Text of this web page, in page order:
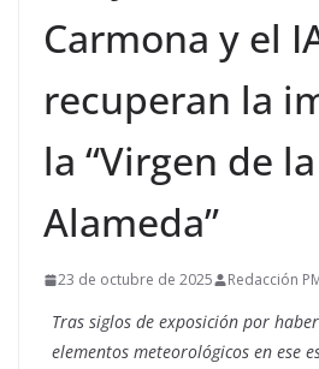
Carmona y el
recuperan la
la “Virgen de la
Alameda”
23 de octubre de 2025 Redacción
Tras siglos de exposición por
elementos meteorológicos en ese